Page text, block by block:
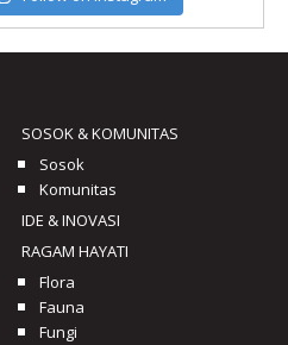
SOSOK & KOMUNITAS
Sosok
Komunitas
IDE & INOVASI
RAGAM HAYATI
Flora
Fauna
Fungi